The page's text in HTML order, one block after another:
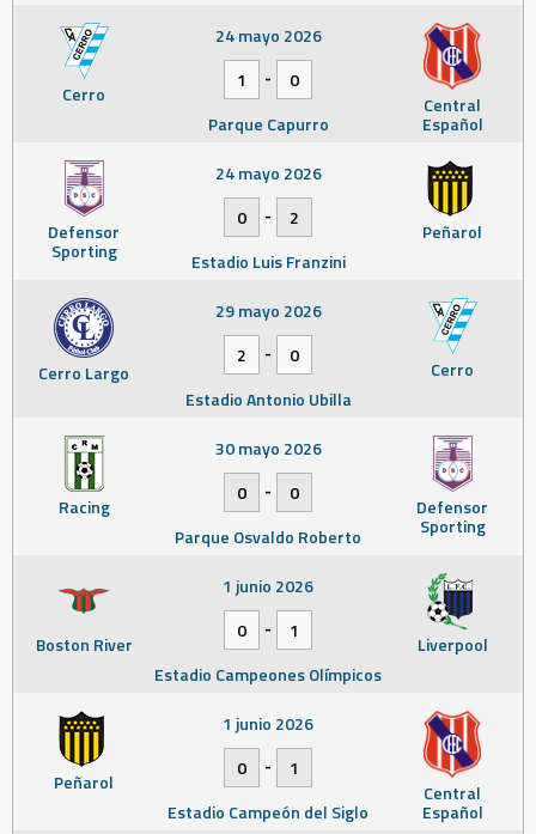
Cerro Central
Español
24 mayo 2026
1
-
0
Parque Capurro
Defensor
Sporting
Peñarol
24 mayo 2026
0
-
2
Estadio Luis Franzini
Cerro Largo Cerro
29 mayo 2026
2
-
0
Estadio Antonio Ubilla
Racing Defensor
Sporting
30 mayo 2026
0
-
0
Parque Osvaldo Roberto
Boston River Liverpool
1 junio 2026
0
-
1
Estadio Campeones Olímpicos
Peñarol Central
Español
1 junio 2026
0
-
1
Estadio Campeón del Siglo